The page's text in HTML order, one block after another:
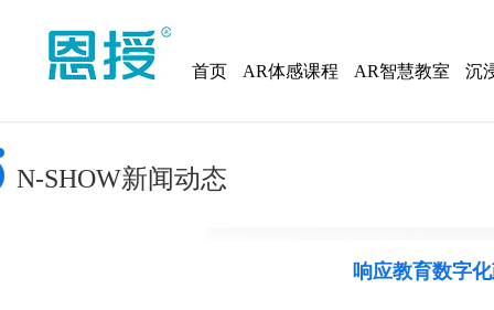
首页 AR体感课程 AR智慧教室 沉
N-SHOW新闻动态
响应教育数字